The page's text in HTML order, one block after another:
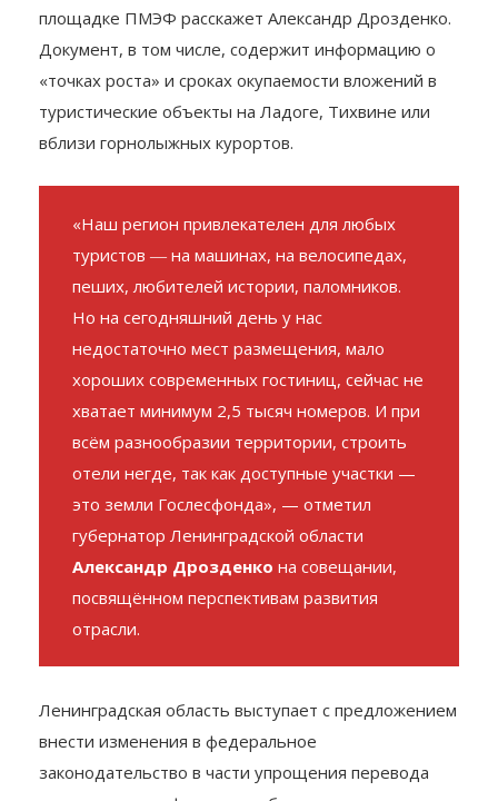
площадке ПМЭФ расскажет Александр Дрозденко.
Документ, в том числе, содержит информацию о
«точках роста» и сроках окупаемости вложений в
туристические объекты на Ладоге, Тихвине или
вблизи горнолыжных курортов.
«Наш регион привлекателен для любых
туристов ― на машинах, на велосипедах,
пеших, любителей истории, паломников.
Но на сегодняшний день у нас
недостаточно мест размещения, мало
хороших современных гостиниц, сейчас не
хватает минимум 2,5 тысяч номеров. И при
всём разнообразии территории, строить
отели негде, так как доступные участки —
это земли Гослесфонда», — отметил
губернатор Ленинградской области
Александр Дрозденко на совещании,
посвящённом перспективам развития
отрасли.
Ленинградская область выступает с предложением
внести изменения в федеральное
законодательство в части упрощения перевода